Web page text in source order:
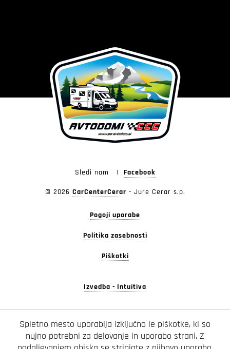
Sledi nam | Facebook
© 2026 CarCenterCerar - Jure Cerar s.p.
Pogoji uporabe
Politika zasebnosti
Piškotki
Izvedba - Intuitiva
Spletno mesto uporablja izključno le piškotke, ki so
nujno potrebni za delovanje in uporabo strani. Z